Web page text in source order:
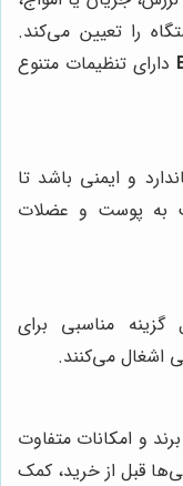
را تعیین می‌کند.
دارای تنظیمات متنوع
و ایمنی باشد تا
به پوست و عضلات
مناسبی برای
اشغال می‌کنند.
و امکانات متفاوت
قبل از خرید، کمک